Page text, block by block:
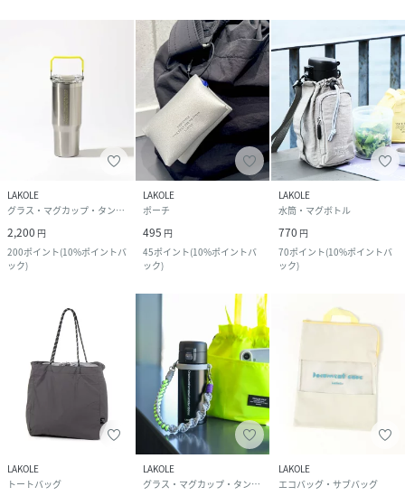
LAKOLE
グラス・マグカップ・タンブラー
2,200 円
200ポイント(10%ポイントバ
ック)
LAKOLE
ポーチ
495 円
45ポイント(10%ポイントバ
ック)
LAKOLE
水筒・マグボトル
770 円
70ポイント(10%ポイントバ
ック)
LAKOLE
トートバッグ
LAKOLE
グラス・マグカップ・タンブラー
LAKOLE
エコバッグ・サブバッグ